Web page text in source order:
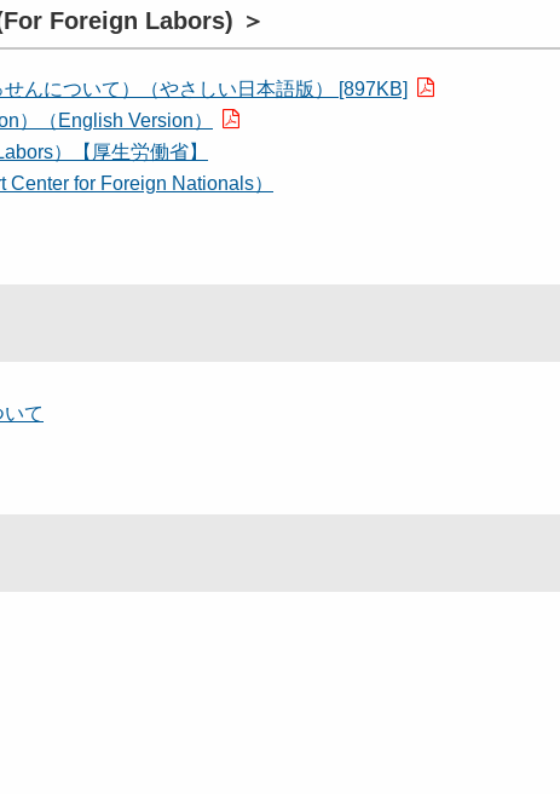
Foreign Labors) ＞
んについて）（やさしい日本語版） [897KB]
）（English Version）
）【厚生労働省】
for Foreign Nationals）
て